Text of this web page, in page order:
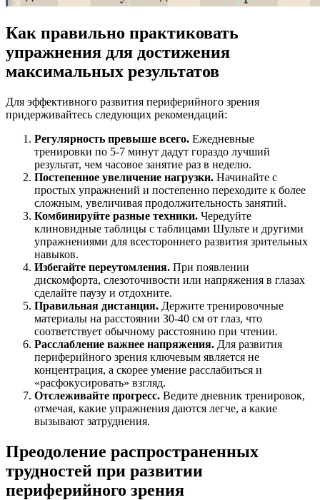
Как правильно практиковать
упражнения для достижения
максимальных результатов
Для эффективного развития периферийного зрения
придерживайтесь следующих рекомендаций:
Регулярность превыше всего. Ежедневные
тренировки по 5-7 минут дадут гораздо лучший
результат, чем часовое занятие раз в неделю.
Постепенное увеличение нагрузки. Начинайте с
простых упражнений и постепенно переходите к более
сложным, увеличивая продолжительность занятий.
Комбинируйте разные техники. Чередуйте
клиновидные таблицы с таблицами Шульте и другими
упражнениями для всестороннего развития зрительных
навыков.
Избегайте переутомления. При появлении
дискомфорта, слезоточивости или напряжения в глазах
сделайте паузу и отдохните.
Правильная дистанция. Держите тренировочные
материалы на расстоянии 30-40 см от глаз, что
соответствует обычному расстоянию при чтении.
Расслабление важнее напряжения. Для развития
периферийного зрения ключевым является не
концентрация, а скорее умение расслабиться и
«расфокусировать» взгляд.
Отслеживайте прогресс. Ведите дневник тренировок,
отмечая, какие упражнения даются легче, а какие
вызывают затруднения.
Преодоление распространенных
трудностей при развитии
периферийного зрения